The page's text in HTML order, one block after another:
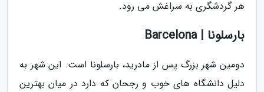
هر گردشگری به سراغش می رود.
بارسلونا | Barcelona
دومین شهر بزرگ پس از مادرید، بارسلونا است. این شهر به
دلیل دانشگاه های خوب و رجحان که دارد در میان بهترین